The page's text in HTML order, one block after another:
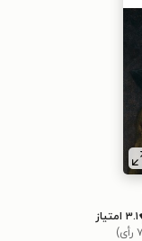
۳.۱ امتیاز